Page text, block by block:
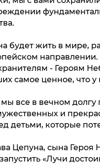
будет жить в мире,
- Героям
самое ценное, что у
все в вечном
и
детьми, которые
Цепуна, сына Героя
«Лучи